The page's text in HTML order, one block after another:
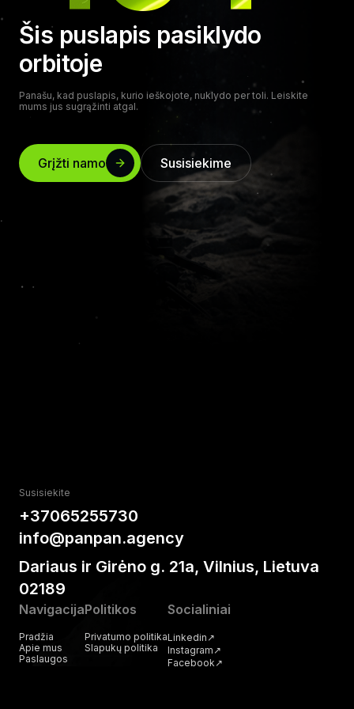
Šis puslapis pasiklydo
orbitoje
Panašu, kad puslapis, kurio ieškojote, nuklydo per toli. Leiskite
mums jus sugrąžinti atgal.
Grįžti namo Susisiekime
Susisiekite
+37065255730
info@panpan.agency
Dariaus ir Girėno g. 21a, Vilnius, Lietuva
02189
Navigacija
Pradžia
Apie mus
Paslaugos
Politikos
Privatumo politika
Slapukų politika
Socialiniai
Linkedin ↗
Instagram ↗
Facebook ↗